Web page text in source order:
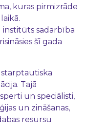
kuras pirmizrāde
institūts sadarbība
šī gada
Tajā
un speciālisti,
un zināšanas,
resursu